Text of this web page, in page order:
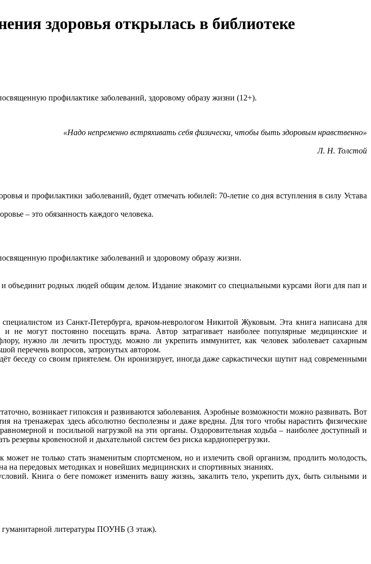
здоровья открылась в библиотеке
профилактике заболеваний, здоровому образу жизни (12+).
«Надо непременно встряхивать себя физически, чтобы быть здоровым нравственно»
Л. Н. Толстой
и профилактики заболеваний, будет отмечать юбилей: 70-летие со дня вступления в силу Устава
– это обязанность каждого человека.
профилактике заболеваний и здоровому образу жизни.
объединит родных людей общим делом. Издание знакомит со специальными курсами йоги для пап и
из Санкт-Петербурга, врачом-неврологом Никитой Жуковым. Эта книга написана для
могут постоянно посещать врача. Автор затрагивает наиболее популярные медицинские и
нужно ли лечить простуду, можно ли укрепить иммунитет, как человек заболевает сахарным
перечень вопросов, затронутых автором.
беседу со своим приятелем. Он иронизирует, иногда даже саркастически шутит над современными
возникает гипоксия и развиваются заболевания. Аэробные возможности можно развивать. Вот
на тренажерах здесь абсолютно бесполезны и даже вредны. Для того чтобы нарастить физические
и посильной нагрузкой на эти органы. Оздоровительная ходьба – наиболее доступный и
резервы кровеносной и дыхательной систем без риска кардиоперегрузки.
не только стать знаменитым спортсменом, но и излечить свой организм, продлить молодость,
на передовых методиках и новейших медицинских и спортивных знаниях.
Книга о беге поможет изменить вашу жизнь, закалить тело, укрепить дух, быть сильными и
гуманитарной литературы ПОУНБ (3 этаж).